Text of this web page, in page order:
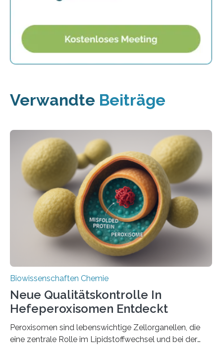
Verwandte Beiträge
Biowissenschaften Chemie
Neue Qualitätskontrolle In
Hefeperoxisomen Entdeckt
Peroxisomen sind lebenswichtige Zellorganellen, die
eine zentrale Rolle im Lipidstoffwechsel und bei der